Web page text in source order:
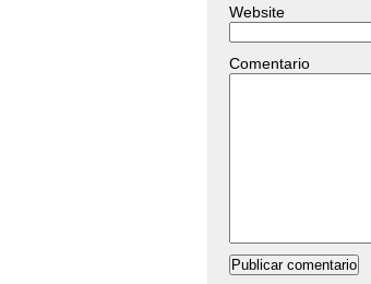
Website
Comentario